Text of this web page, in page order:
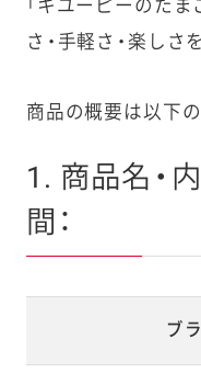
「キユーピーのたま
さ・手軽さ・楽しさ
商品の概要は以下の
1. 商品名・
間：
ブ